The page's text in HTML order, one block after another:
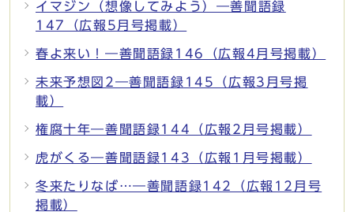
イマジン（想像してみよう）―善聞語録
147（広報5月号掲載）
春よ来い！―善聞語録146（広報4月号掲載）
未来予想図2―善聞語録145（広報3月号掲
載）
権腐十年―善聞語録144（広報2月号掲載）
虎がくる―善聞語録143（広報1月号掲載）
冬来たりなば…―善聞語録142（広報12月号
掲載）